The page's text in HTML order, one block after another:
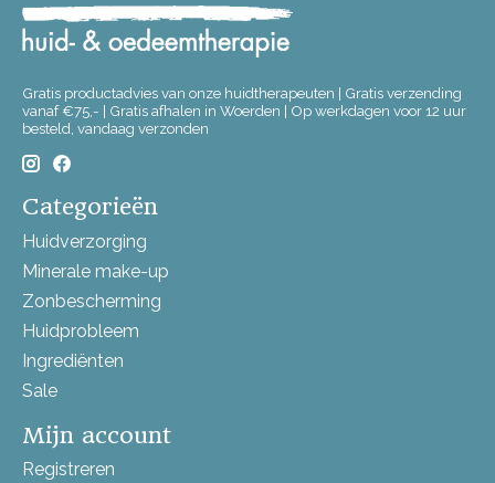
Gratis productadvies van onze huidtherapeuten | Gratis verzending
vanaf €75,- | Gratis afhalen in Woerden | Op werkdagen voor 12 uur
besteld, vandaag verzonden
Categorieën
Huidverzorging
Minerale make-up
Zonbescherming
Huidprobleem
Ingrediënten
Sale
Mijn account
Registreren